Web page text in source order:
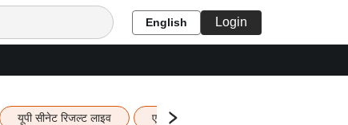
English Login
यूपी सीनेट रिजल्ट लाइव एचबीएसई 12वीं का रिजल्ट लाइव